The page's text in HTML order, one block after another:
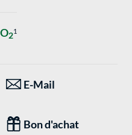
21
E-Mail
Bon d'achat